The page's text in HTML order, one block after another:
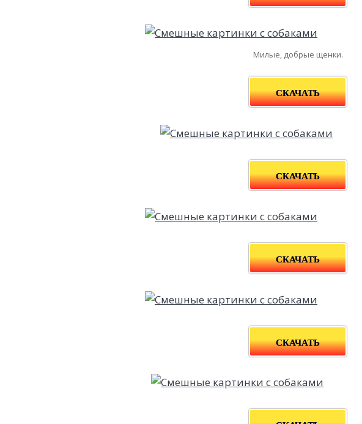
Милые, добрые щенки.
СКАЧАТЬ
СКАЧАТЬ
СКАЧАТЬ
СКАЧАТЬ